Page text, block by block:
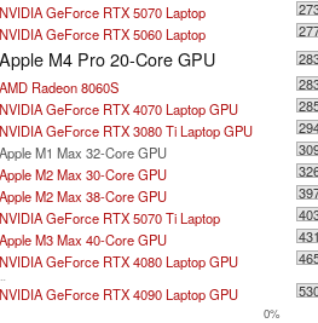
NVIDIA GeForce RTX 5070 Laptop
NVIDIA GeForce RTX 5060 Laptop
Apple M4 Pro 20-Core GPU
AMD Radeon 8060S
NVIDIA GeForce RTX 4070 Laptop GPU
NVIDIA GeForce RTX 3080 Ti Laptop GPU
Apple M1 Max 32-Core GPU
Apple M2 Max 30-Core GPU
Apple M2 Max 38-Core GPU
NVIDIA GeForce RTX 5070 Ti Laptop
Apple M3 Max 40-Core GPU
NVIDIA GeForce RTX 4080 Laptop GPU
...
NVIDIA GeForce RTX 4090 Laptop GPU
0%